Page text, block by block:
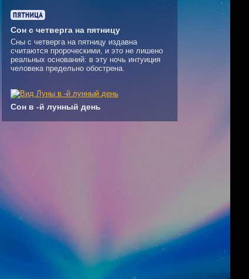
Сон с четверга на пятницу
Сны с четверга на пятницу издавна
считаются пророческими, и это не лишено
реальных оснований: в эту ночь интуиция
человека предельно обострена.
Сон в -й лунный день